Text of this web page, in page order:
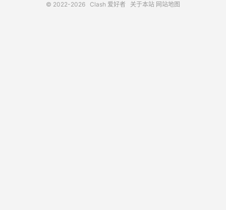
© 2022-2026 Clash 爱好者 关于本站 网站地图